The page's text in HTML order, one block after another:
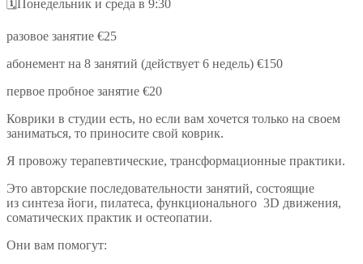
🗓️Понедельник и среда в 9:30
разовое занятие €25
абонемент на 8 занятий (действует 6 недель) €150
первое пробное занятие €20
Коврики в студии есть, но если вам хочется только на своем
заниматься, то приносите свой коврик.
Я провожу терапевтические, трансформационные практики.
Это авторские последовательности занятий, состоящие
из синтеза йоги, пилатеса, функционального 3D движения,
соматических практик и остеопатии.
Они вам помогут: